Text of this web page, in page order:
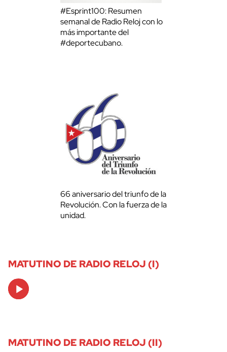
#Esprint100: Resumen
semanal de Radio Reloj con lo
más importante del
#deportecubano.
66 aniversario del triunfo de la
Revolución. Con la fuerza de la
unidad.
MATUTINO DE RADIO RELOJ (I)
Audio
Player
MATUTINO DE RADIO RELOJ (II)